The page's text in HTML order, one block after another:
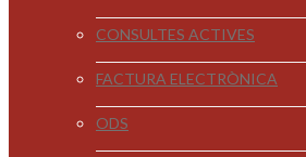
CONSULTES ACTIVES
FACTURA ELECTRÒNICA
ODS